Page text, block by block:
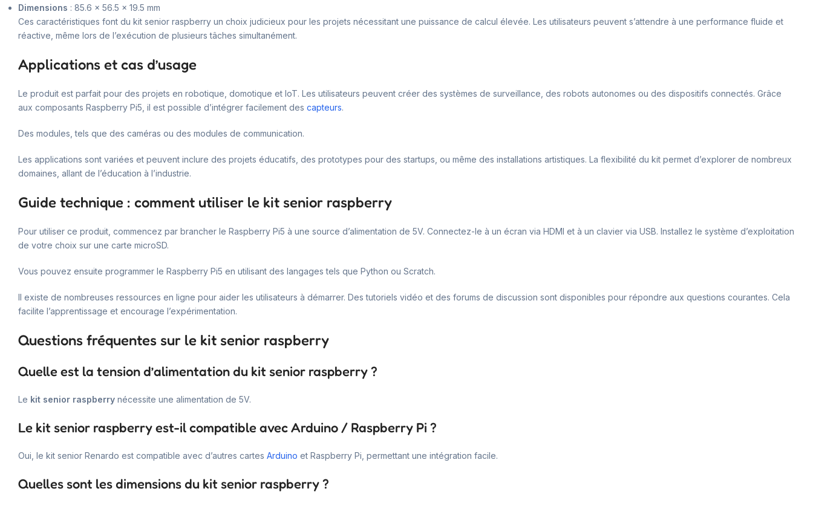
Dimensions : 85.6 x 56.5 x 19.5 mm
Ces caractéristiques font du kit senior raspberry un choix judicieux pour les projets nécessitant une puissance de calcul élevée. Les utilisateurs peuvent s’attendre à une performance fluide et
réactive, même lors de l’exécution de plusieurs tâches simultanément.
Applications et cas d’usage
Le produit est parfait pour des projets en robotique, domotique et IoT. Les utilisateurs peuvent créer des systèmes de surveillance, des robots autonomes ou des dispositifs connectés. Grâce
aux composants Raspberry Pi5, il est possible d’intégrer facilement des capteurs.
Des modules, tels que des caméras ou des modules de communication.
Les applications sont variées et peuvent inclure des projets éducatifs, des prototypes pour des startups, ou même des installations artistiques. La flexibilité du kit permet d’explorer de nombreux
domaines, allant de l’éducation à l’industrie.
Guide technique : comment utiliser le kit senior raspberry
Pour utiliser ce produit, commencez par brancher le Raspberry Pi5 à une source d’alimentation de 5V. Connectez-le à un écran via HDMI et à un clavier via USB. Installez le système d’exploitation
de votre choix sur une carte microSD.
Vous pouvez ensuite programmer le Raspberry Pi5 en utilisant des langages tels que Python ou Scratch.
Il existe de nombreuses ressources en ligne pour aider les utilisateurs à démarrer. Des tutoriels vidéo et des forums de discussion sont disponibles pour répondre aux questions courantes. Cela
facilite l’apprentissage et encourage l’expérimentation.
Questions fréquentes sur le kit senior raspberry
Quelle est la tension d’alimentation du kit senior raspberry ?
Le kit senior raspberry nécessite une alimentation de 5V.
Le kit senior raspberry est-il compatible avec Arduino / Raspberry Pi ?
Oui, le kit senior Renardo est compatible avec d’autres cartes Arduino et Raspberry Pi, permettant une intégration facile.
Quelles sont les dimensions du kit senior raspberry ?